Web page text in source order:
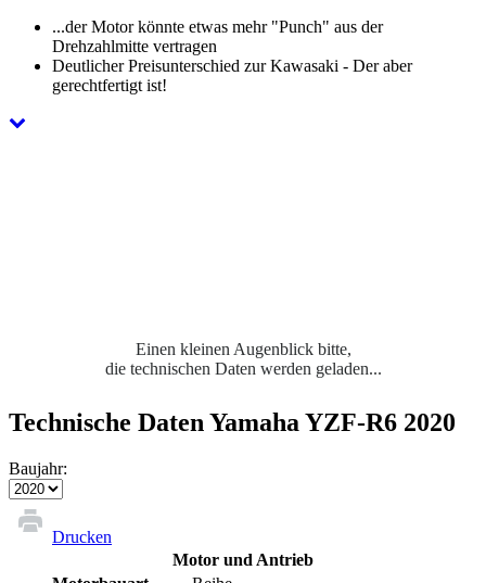
...der Motor könnte etwas mehr "Punch" aus der
Drehzahlmitte vertragen
Deutlicher Preisunterschied zur Kawasaki - Der aber
gerechtfertigt ist!
Einen kleinen Augenblick bitte,
die technischen Daten werden geladen...
Technische Daten Yamaha YZF-R6 2020
Baujahr:
Drucken
Motor und Antrieb